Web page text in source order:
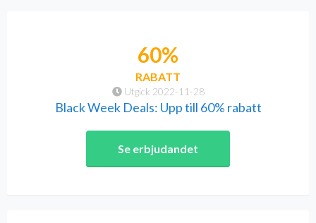
Utgick 2022-11-28
60%
RABATT
Black Week Deals: Upp till 60% rabatt
Se erbjudandet